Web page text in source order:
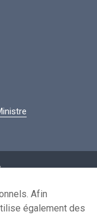
Afin
également des